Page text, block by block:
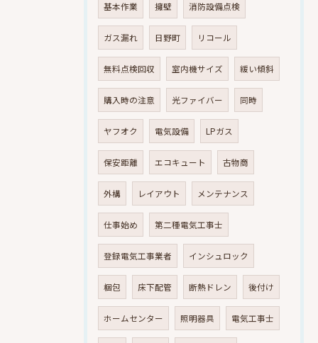
基本作業 擁壁 消防設備点検
ガス漏れ 日野町 リコール
無料点検回収 室内機サイズ 緩い傾斜
購入時の注意 光ファイバー 同時
ヤフオク 電気設備 LPガス
保安距離 エコキュート 古物商
外構 レイアウト メンテナンス
仕事始め 第二種電気工事士
登録電気工事業者 インシュロック
梱包 床下配管 断熱ドレン 後付け
ホームセンター 照明器具 電気工事士